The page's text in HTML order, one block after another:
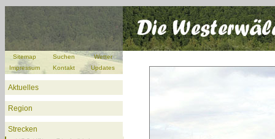
Sitemap Suchen
Wetter
Impressum
Kontakt Updates
Aktuelles
Region
Strecken